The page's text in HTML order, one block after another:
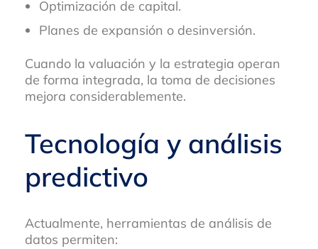
Optimización de capital.
Planes de expansión o desinversión.
Cuando la valuación y la estrategia operan
de forma integrada, la toma de decisiones
mejora considerablemente.
Tecnología y análisis
predictivo
Actualmente, herramientas de análisis de
datos permiten: